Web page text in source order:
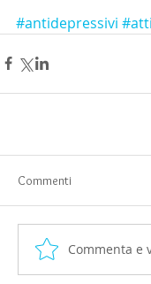
#antidepressivi
Commenti
Commenta e